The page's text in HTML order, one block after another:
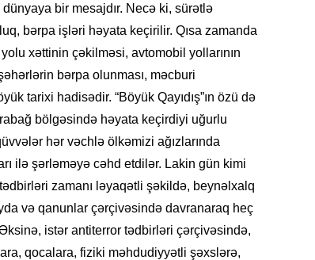
bir mesajdır. Necə ki, sürətlə
bərpa işləri həyata keçirilir. Qısa zamanda
xəttinin çəkilməsi, avtomobil yollarının
bərpa olunması, məcburi
tarixi hadisədir. “Böyük Qayıdış”ın özü də
bölgəsində həyata keçirdiyi uğurlu
hər vəchlə ölkəmizi ağızlarında
ilə şərləməyə cəhd etdilər. Lakin gün kimi
zamanı ləyaqətli şəkildə, beynəlxalq
və qanunlar çərçivəsində davranaraq heç
istər antiterror tədbirləri çərçivəsində,
qocalara, fiziki məhdudiyyətli şəxslərə,